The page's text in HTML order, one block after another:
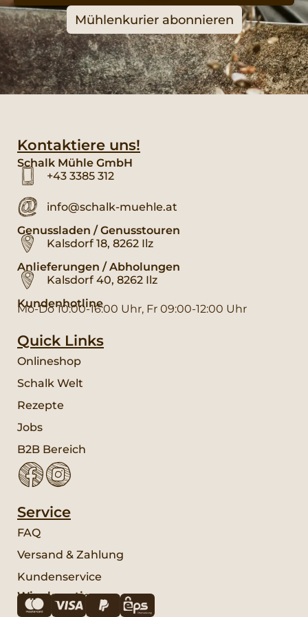
Mühlenkurier abonnieren
Kontaktiere uns!
Schalk Mühle GmbH
+43 3385 312
info@schalk-muehle.at
Genussladen / Genusstouren
Kalsdorf 18, 8262 Ilz
Anlieferungen / Abholungen
Kalsdorf 40, 8262 Ilz
Kundenhotline
Mo-Do 10:00-16:00 Uhr, Fr 09:00-12:00 Uhr
Quick Links
Onlineshop
Schalk Welt
Rezepte
Jobs
B2B Bereich
Service
FAQ
Versand & Zahlung
Kundenservice
Wir akzeptieren: